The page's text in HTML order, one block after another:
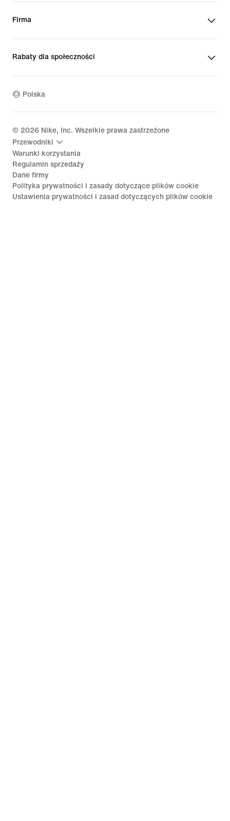
Firma
Rabaty dla społeczności
Polska
© 2026 Nike, Inc. Wszelkie prawa zastrzeżone
Przewodniki
Warunki korzystania
Regulamin sprzedaży
Dane firmy
Polityka prywatności i zasady dotyczące plików cookie
Ustawienia prywatności i zasad dotyczących plików cookie